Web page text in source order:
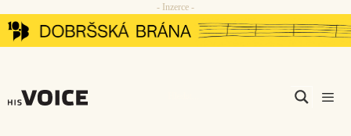
Přeskočit
na
- Inzerce -